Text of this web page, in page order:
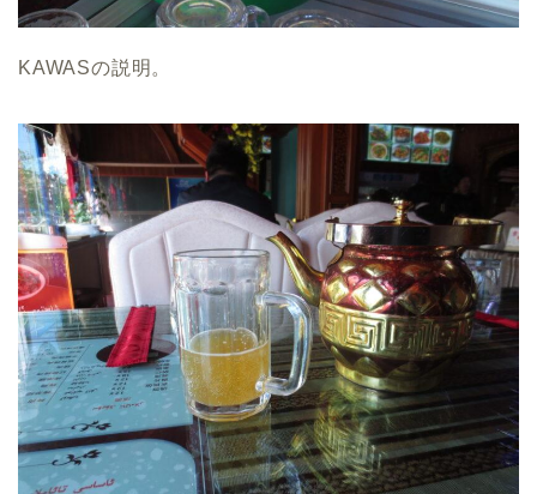
KAWASの説明。